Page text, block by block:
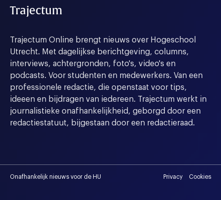
Trajectum
Trajectum Online brengt nieuws over Hogeschool
Utrecht. Met dagelijkse berichtgeving, columns,
interviews, achtergronden, foto's, video's en
podcasts. Voor studenten en medewerkers. Van een
professionele redactie, die openstaat voor tips,
ideeen en bijdragen van iedereen. Trajectum werkt in
journalistieke onafhankelijkheid, geborgd door een
redactiestatuut, bijgestaan door een redactieraad.
Onafhankelijk nieuws voor de HU Privacy Cookies